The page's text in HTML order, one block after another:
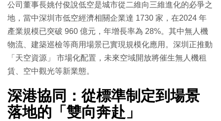
公司董事長姚付俊說低空是城市從二維向三維進化的必爭之
地，當中深圳市低空經濟相關企業達 1730 家，在2024 年
產業規模已突破 960 億元，年增長率為 28%。其中無人機
物流、建築巡檢等商用場景已實現規模化應用。深圳正推動
「天空資源」 市場化配置，未來空域開放將催生無人機租
賃、空中觀光等新業態。
深港協同：從標準制定到場景
落地的「雙向奔赴」